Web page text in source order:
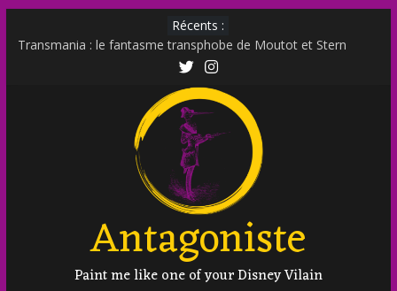
Récents :
Transmania : le fantasme transphobe de Moutot et Stern
Muscle Mommy : analyse d’un phénomène venu des social
Militer sur le net est-il un non sens ?
Outing et photographie : comment faire ?
Transphobie décomplexée : débunkage d’un discours
Antagoniste
Paint me like one of your Disney Vilain